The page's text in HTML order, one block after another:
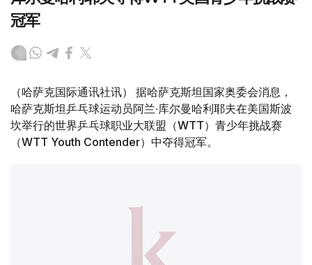
冠军
（哈萨克国际通讯社讯） 据哈萨克斯坦国家奥委会消息，
哈萨克斯坦乒乓球运动员阿兰·库尔曼哈利耶夫在美国斯波
坎举行的世界乒乓球职业大联盟（WTT）青少年挑战赛
（WTT Youth Contender）中夺得冠军。